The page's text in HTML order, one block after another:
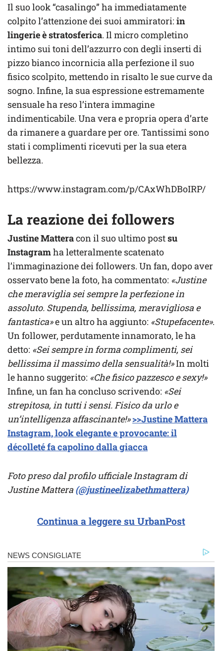
Il suo look “casalingo” ha immediatamente
colpito l’attenzione dei suoi ammiratori: in
lingerie è stratosferica. Il micro completino
intimo sui toni dell’azzurro con degli inserti di
pizzo bianco incornicia alla perfezione il suo
fisico scolpito, mettendo in risalto le sue curve da
sogno. Infine, la sua espressione estremamente
sensuale ha reso l’intera immagine
indimenticabile. Una vera e propria opera d’arte
da rimanere a guardare per ore. Tantissimi sono
stati i complimenti ricevuti per la sua etera
bellezza.
https://www.instagram.com/p/CAxWhDBoIRP/
La reazione dei followers
Justine Matteracon il suo ultimo postsu
Instagramha letteralmente scatenato
l’immaginazione dei followers. Un fan, dopo aver
osservato bene la foto, ha commentato: «Justine
che meraviglia sei sempre la perfezione in
assoluto. Stupenda, bellissima, meravigliosa e
fantastica»e un altro ha aggiunto: «Stupefacente».
Un follower, perdutamente innamorato, le ha
detto: «Sei sempre in forma complimenti, sei
bellissima il massimo della sensualità!»In molti
le hanno suggerito: «Che fisico pazzesco e sexy!»
Infine, un fan ha concluso scrivendo: «Sei
strepitosa, in tutti i sensi. Fisico da urlo e
un’intelligenza affascinante!» >>Justine Mattera
Instagram, look elegante e provocante: il
décolleté fa capolino dalla giacca
Foto preso dal profilo ufficiale Instagram di
Justine Mattera (@justineelizabethmattera)
Continua a leggere su UrbanPost